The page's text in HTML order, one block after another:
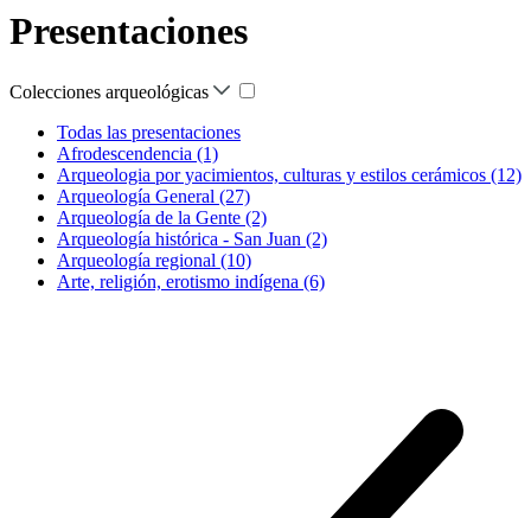
Presentaciones
Colecciones arqueológicas
Todas las presentaciones
Afrodescendencia (1)
Arqueologia por yacimientos, culturas y estilos cerámicos (12)
Arqueología General (27)
Arqueología de la Gente (2)
Arqueología histórica - San Juan (2)
Arqueología regional (10)
Arte, religión, erotismo indígena (6)